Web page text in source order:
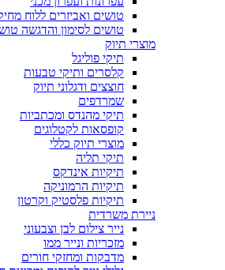
טושים ואביזרים ללוח
טושים לסימון והדגשה
מוצרי תיוק
תיקי פוליגל
קלסרים ותיקי טבעות
חוצצים ודגלוני תיוק
שמרדפים
תיקי מהנדס ומכתביות
קופסאות לקטלוגים
מוצרי תיוק כללי
תיקי תליה
תיקיות אינדקס
תיקיות הרמוניקה
תיקיות פלסטיק וקרטון
ניירת משרדית
נייר צילום לבן וצבעוני
מזכריות ונייר ממו
מדבקות ומחזקי חורים